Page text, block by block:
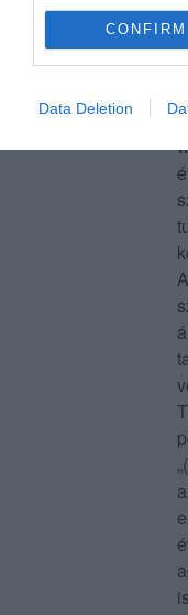
CONFIRM
Data Deletion